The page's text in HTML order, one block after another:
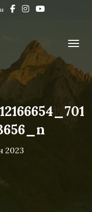
2023